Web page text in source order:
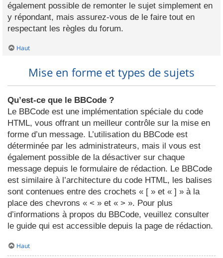
également possible de remonter le sujet simplement en
y répondant, mais assurez-vous de le faire tout en
respectant les règles du forum.
Haut
Mise en forme et types de sujets
Qu’est-ce que le BBCode ?
Le BBCode est une implémentation spéciale du code
HTML, vous offrant un meilleur contrôle sur la mise en
forme d’un message. L’utilisation du BBCode est
déterminée par les administrateurs, mais il vous est
également possible de la désactiver sur chaque
message depuis le formulaire de rédaction. Le BBCode
est similaire à l’architecture du code HTML, les balises
sont contenues entre des crochets « [ » et « ] » à la
place des chevrons « < » et « > ». Pour plus
d’informations à propos du BBCode, veuillez consulter
le guide qui est accessible depuis la page de rédaction.
Haut